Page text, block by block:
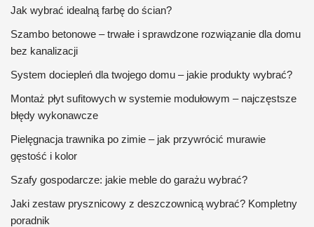
Jak wybrać idealną farbę do ścian?
Szambo betonowe – trwałe i sprawdzone rozwiązanie dla domu
bez kanalizacji
System dociepleń dla twojego domu – jakie produkty wybrać?
Montaż płyt sufitowych w systemie modułowym – najczęstsze
błędy wykonawcze
Pielęgnacja trawnika po zimie – jak przywrócić murawie
gęstość i kolor
Szafy gospodarcze: jakie meble do garażu wybrać?
Jaki zestaw prysznicowy z deszczownicą wybrać? Kompletny
poradnik